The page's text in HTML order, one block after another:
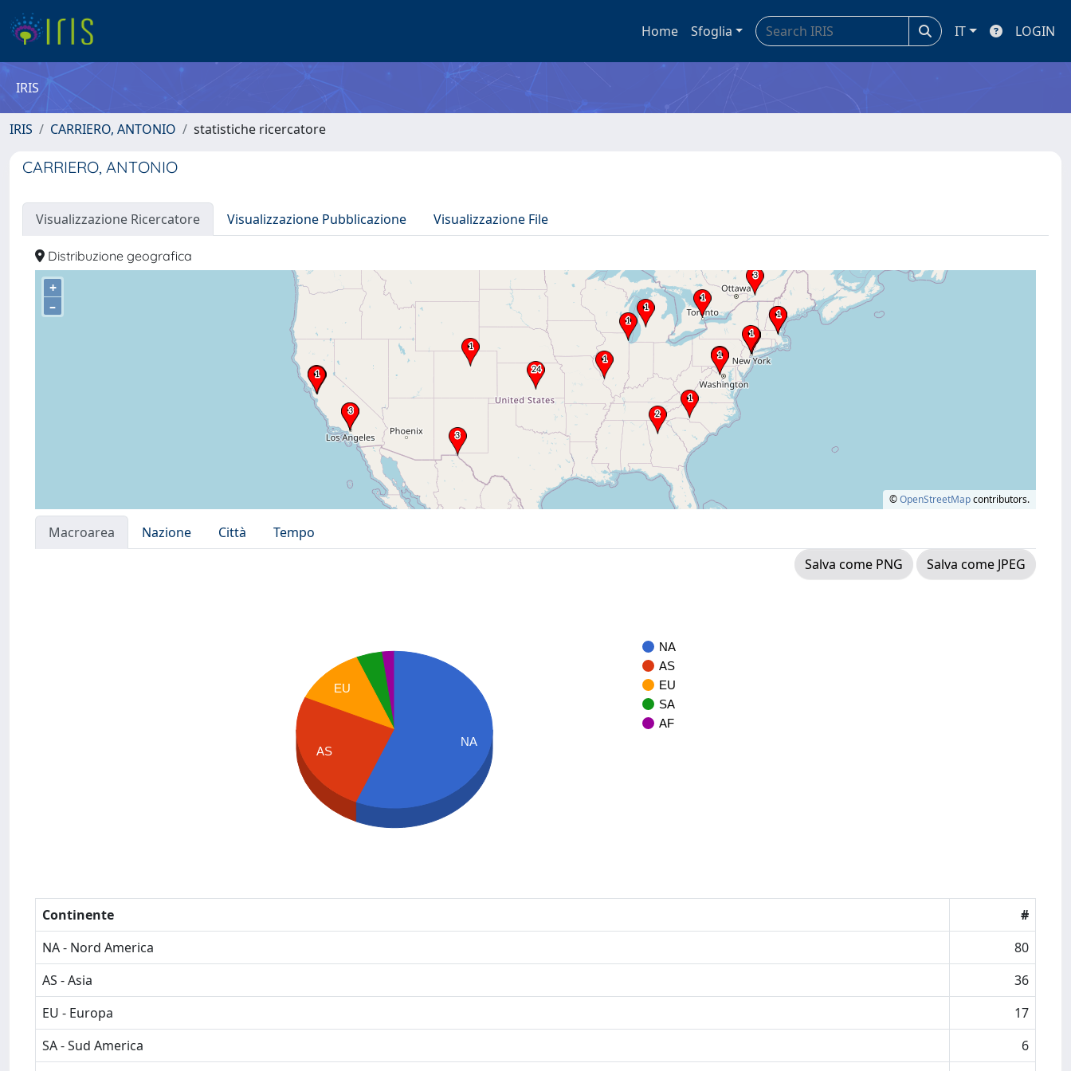
Home Sfoglia IT LOGIN
IRIS
IRIS CARRIERO, ANTONIO statistiche ricercatore
CARRIERO, ANTONIO
Visualizzazione Ricercatore Visualizzazione Pubblicazione Visualizzazione File
Distribuzione geografica
+
–
©OpenStreetMapcontributors.
Macroarea Nazione Città
Tempo
Salva come PNG
Salva come JPEG
NA
AS
EU
SA
AF
EU
AS
NA
Continente
#
NA - Nord America
80
AS - Asia
36
EU - Europa
17
SA - Sud America
6